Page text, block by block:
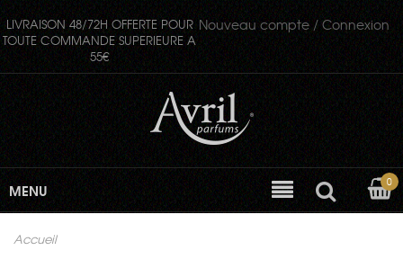
Nouveau compte / Connexion
LIVRAISON 48/72H OFFERTE POUR
TOUTE COMMANDE SUPERIEURE A
55€
0
MENU
Accueil